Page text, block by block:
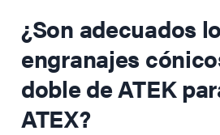
¿Son adecuados
engranajes
doble de ATEK
ATEX?